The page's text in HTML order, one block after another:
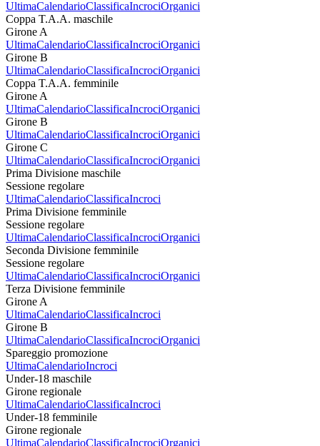
UltimaCalendarioClassificaIncrociOrganici
Coppa T.A.A. maschile
Girone A
UltimaCalendarioClassificaIncrociOrganici
Girone B
UltimaCalendarioClassificaIncrociOrganici
Coppa T.A.A. femminile
Girone A
UltimaCalendarioClassificaIncrociOrganici
Girone B
UltimaCalendarioClassificaIncrociOrganici
Girone C
UltimaCalendarioClassificaIncrociOrganici
Prima Divisione maschile
Sessione regolare
UltimaCalendarioClassificaIncroci
Prima Divisione femminile
Sessione regolare
UltimaCalendarioClassificaIncrociOrganici
Seconda Divisione femminile
Sessione regolare
UltimaCalendarioClassificaIncrociOrganici
Terza Divisione femminile
Girone A
UltimaCalendarioClassificaIncroci
Girone B
UltimaCalendarioClassificaIncrociOrganici
Spareggio promozione
UltimaCalendarioIncroci
Under-18 maschile
Girone regionale
UltimaCalendarioClassificaIncroci
Under-18 femminile
Girone regionale
UltimaCalendarioClassificaIncrociOrganici